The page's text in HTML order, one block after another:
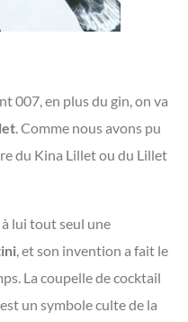
007, en plus du gin, on va
. Comme nous avons pu
du Kina Lillet ou du Lillet
à lui tout seul une
, et son invention a fait le
La coupelle de cocktail
un symbole culte de la